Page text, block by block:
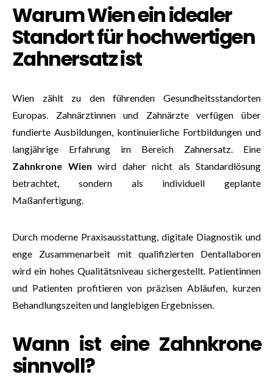
Warum Wien ein idealer
Standort für hochwertigen
Zahnersatz ist
Wien zählt zu den führenden Gesundheitsstandorten
Europas. Zahnärztinnen und Zahnärzte verfügen über
fundierte Ausbildungen, kontinuierliche Fortbildungen und
langjährige Erfahrung im Bereich Zahnersatz. Eine
Zahnkrone Wien wird daher nicht als Standardlösung
betrachtet, sondern als individuell geplante
Maßanfertigung.
Durch moderne Praxisausstattung, digitale Diagnostik und
enge Zusammenarbeit mit qualifizierten Dentallaboren
wird ein hohes Qualitätsniveau sichergestellt. Patientinnen
und Patienten profitieren von präzisen Abläufen, kurzen
Behandlungszeiten und langlebigen Ergebnissen.
Wann ist eine Zahnkrone
sinnvoll?